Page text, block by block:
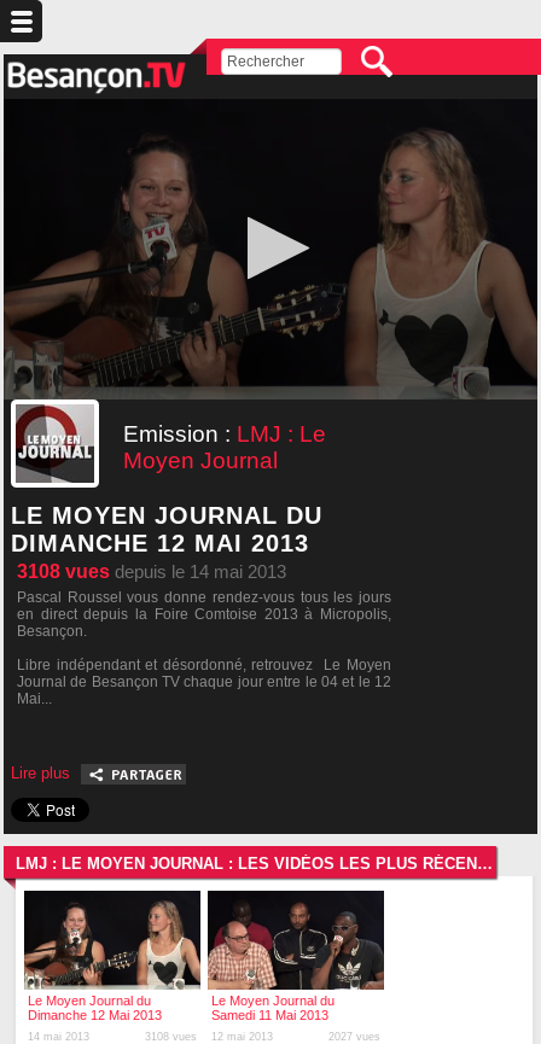
Emission : LMJ : Le
Moyen Journal
LE MOYEN JOURNAL DU
DIMANCHE 12 MAI 2013
3108 vues depuis le 14 mai 2013
Pascal Roussel vous donne rendez-vous tous les jours
en direct depuis la Foire Comtoise 2013 à Micropolis,
Besançon.
Libre indépendant et désordonné, retrouvez Le Moyen
Journal de Besançon TV chaque jour entre le 04 et le 12
Mai...
Lire plus
LMJ : LE MOYEN JOURNAL : LES VIDÉOS LES PLUS RÉCENTES
Le Moyen Journal du
Dimanche 12 Mai 2013
14 mai 2013 3108 vues
Le Moyen Journal du
Samedi 11 Mai 2013
12 mai 2013 2027 vues